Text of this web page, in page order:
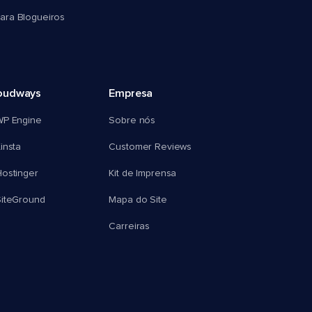
Blogueiros
Engine
Empresa
Sobre nós
Customer Reviews
Kit de Imprensa
Mapa do Site
Carreiras